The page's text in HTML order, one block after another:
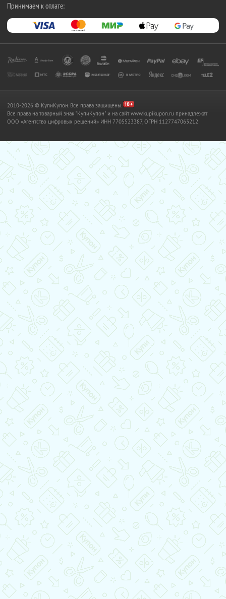
Принимаем к оплате:
2010-2026 © КупиКупон. Все права защищены.
Все права на товарный знак "КупиКупон" и на сайт www.kupikupon.ru принадлежат
OOO «Агентство цифровых решений» ИНН 7705523387, ОГРН 1127747063212